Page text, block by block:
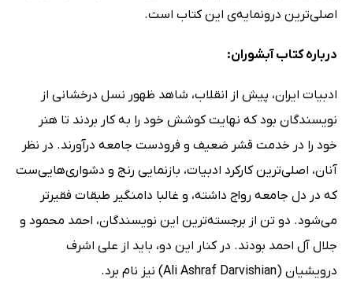
اصلی‌ترین درونمایه‌ی این کتاب است.
درباره کتاب آبشوران:
ادبیات ایران، پیش از انقلاب، شاهد ظهور نسل درخشانی از
نویسندگان بود که نهایت کوشش خود را به کار بردند تا هنر
خود را در خدمت قشر ضعیف و فرودست جامعه درآورند. در نظر
آنان، اصلی‌ترین کارکرد ادبیات، بازنمایی رنج و دشواری‌هایی‌ست
که در دل جامعه رواج داشته، و غالبا دامنگیر طبقات فقیرتر
می‌شود. دو تن از برجسته‌ترین این نویسندگان، احمد محمود و
جلال آل احمد بودند. در کنار این دو، باید از علی اشرف
درویشیان (Ali Ashraf Darvishian) نیز نام برد.